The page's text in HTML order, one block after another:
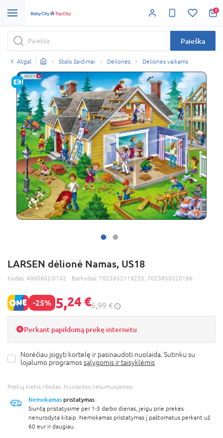
0
Paieška
Atgal Stalo žaidimai Dėlionės Dėlionės vaikams
E-KAINA
LARSEN dėlionė Namas, US18
Kodas: 4060602-0742 Barkodas: 7023852119235, 7023850220186
-25% 5,24 €6,99 €
Perkant papildomą prekę internetu
Norėčiau įsigyti kortelę ir pasinaudoti nuolaida. Sutinku su
lojalumo programossąlygomis ir taisyklėmis
Prekių kiekis ribotas. Nuolaidos nesumuojamos.
Nemokamas pristatymas
Siuntą pristatysime per 1-3 darbo dienas, jeigu prie prekės
nenurodyta kitaip. Nemokamas pristatymas į paštomatus perkant už
60 eur ir daugiau.